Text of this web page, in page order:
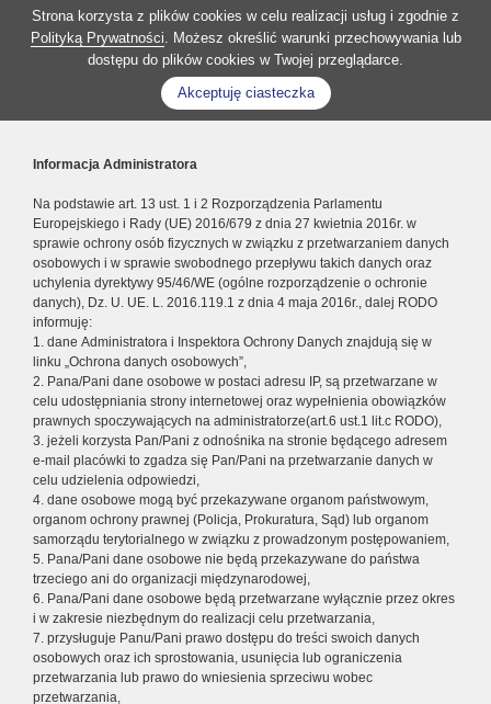
Strona korzysta z plików cookies w celu realizacji usług i zgodnie z
Polityką Prywatności. Możesz określić warunki przechowywania lub
dostępu do plików cookies w Twojej przeglądarce.
Akceptuję ciasteczka
Informacja Administratora
Na podstawie art. 13 ust. 1 i 2 Rozporządzenia Parlamentu
Europejskiego i Rady (UE) 2016/679 z dnia 27 kwietnia 2016r. w
sprawie ochrony osób fizycznych w związku z przetwarzaniem danych
osobowych i w sprawie swobodnego przepływu takich danych oraz
uchylenia dyrektywy 95/46/WE (ogólne rozporządzenie o ochronie
danych), Dz. U. UE. L. 2016.119.1 z dnia 4 maja 2016r., dalej RODO
informuję:
1. dane Administratora i Inspektora Ochrony Danych znajdują się w
linku „Ochrona danych osobowych”,
2. Pana/Pani dane osobowe w postaci adresu IP, są przetwarzane w
celu udostępniania strony internetowej oraz wypełnienia obowiązków
prawnych spoczywających na administratorze(art.6 ust.1 lit.c RODO),
3. jeżeli korzysta Pan/Pani z odnośnika na stronie będącego adresem
e-mail placówki to zgadza się Pan/Pani na przetwarzanie danych w
celu udzielenia odpowiedzi,
4. dane osobowe mogą być przekazywane organom państwowym,
organom ochrony prawnej (Policja, Prokuratura, Sąd) lub organom
samorządu terytorialnego w związku z prowadzonym postępowaniem,
5. Pana/Pani dane osobowe nie będą przekazywane do państwa
trzeciego ani do organizacji międzynarodowej,
6. Pana/Pani dane osobowe będą przetwarzane wyłącznie przez okres
i w zakresie niezbędnym do realizacji celu przetwarzania,
7. przysługuje Panu/Pani prawo dostępu do treści swoich danych
osobowych oraz ich sprostowania, usunięcia lub ograniczenia
przetwarzania lub prawo do wniesienia sprzeciwu wobec
przetwarzania,